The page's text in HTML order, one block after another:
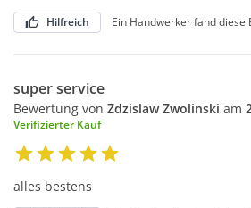
Hilfreich Ein Handwerker fand
super service
Bewertung von Zdzislaw Zwolinski am
Verifizierter Kauf
alles bestens